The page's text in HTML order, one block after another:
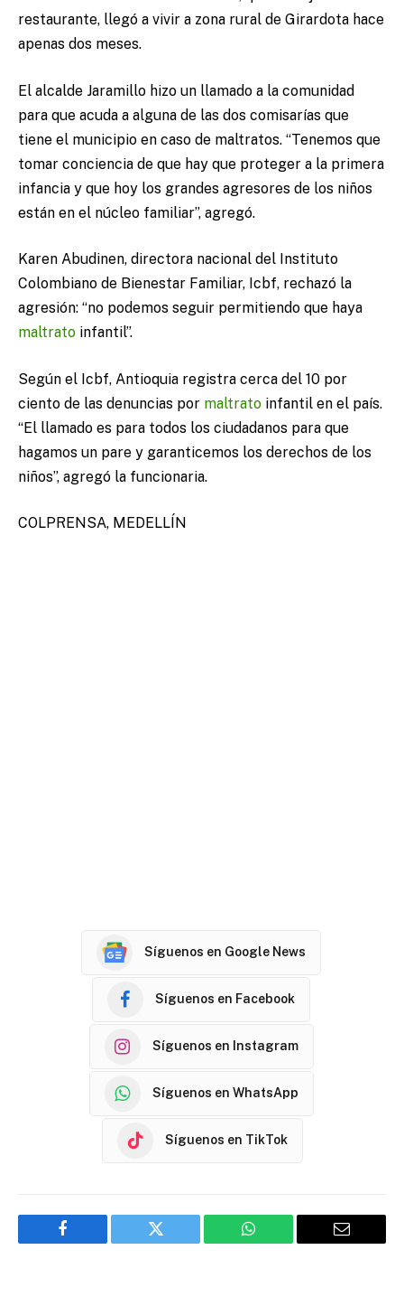
restaurante, llegó a vivir a zona rural de Girardota hace
apenas dos meses.
El alcalde Jaramillo hizo un llamado a la comunidad
para que acuda a alguna de las dos comisarías que
tiene el municipio en caso de maltratos. “Tenemos que
tomar conciencia de que hay que proteger a la primera
infancia y que hoy los grandes agresores de los niños
están en el núcleo familiar”, agregó.
Karen Abudinen, directora nacional del Instituto
Colombiano de Bienestar Familiar, Icbf, rechazó la
agresión: “no podemos seguir permitiendo que haya
maltrato infantil”.
Según el Icbf, Antioquia registra cerca del 10 por
ciento de las denuncias por maltrato infantil en el país.
“El llamado es para todos los ciudadanos para que
hagamos un pare y garanticemos los derechos de los
niños”, agregó la funcionaria.
COLPRENSA, MEDELLÍN
Síguenos en Google News
Síguenos en Facebook
Síguenos en Instagram
Síguenos en WhatsApp
Síguenos en TikTok
Facebook Twitter WhatsApp Email